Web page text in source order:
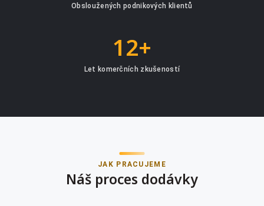
Obsloužených podnikových klientů
12+
Let komerčních zkušeností
JAK PRACUJEME
Náš proces dodávky